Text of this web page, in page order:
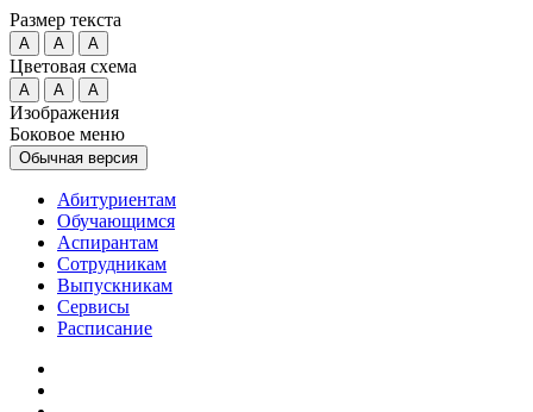
Размер текста
A A A
Цветовая схема
A A A
Изображения
Боковое меню
Обычная версия
Абитуриентам
Обучающимся
Аспирантам
Сотрудникам
Выпускникам
Сервисы
Расписание